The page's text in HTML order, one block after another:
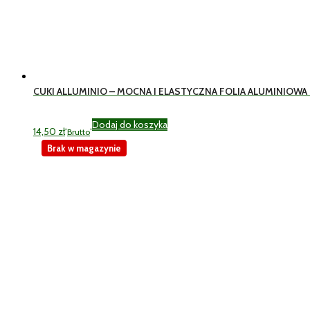
CUKI ALLUMINIO – MOCNA I ELASTYCZNA FOLIA
14,50 zł Brutto
Dodaj do koszyka
Brak w magazynie